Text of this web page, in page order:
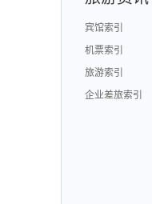
宾馆索引
机票索引
旅游索引
企业差旅索引